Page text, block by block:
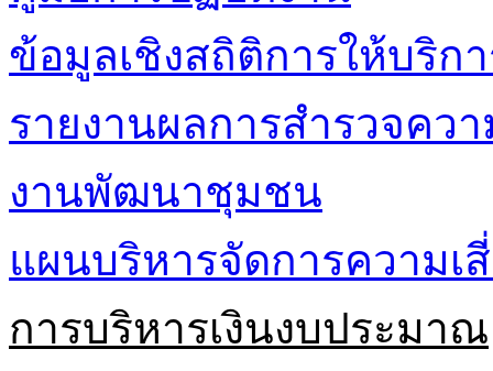
ข้อมูลเชิงสถิติการให้บริก
รายงานผลการสำรวจคว
งานพัฒนาชุมชน
แผนบริหารจัดการความเ
การบริหารเงินงบประมาณ